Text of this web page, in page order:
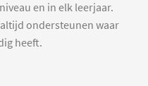
en in elk leerjaar.
ondersteunen waar
heeft.